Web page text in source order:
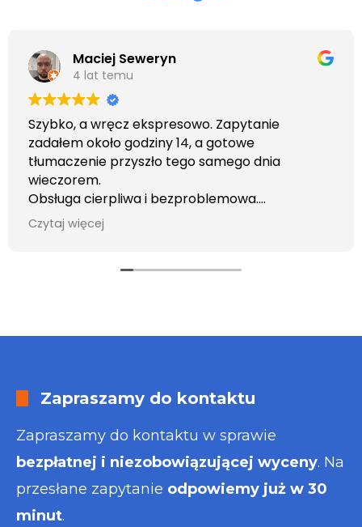
Maciej Seweryn
4 lat temu
Szybko, a wręcz ekspresowo. Zapytanie
zadałem około godziny 14, a gotowe
tłumaczenie przyszło tego samego dnia
wieczorem.
Obsługa cierpliwa i bezproblemowa.
Otrzymałem wszelkie informacje i porady jaka
usługa będzie dla mnie najlepsza. Faktura także
Czytaj więcej
Zapraszamy do kontaktu
Zapraszamy do kontaktu w sprawie
bezpłatnej i niezobowiązującej wyceny. Na
przesłane zapytanie odpowiemy już w 30
minut.